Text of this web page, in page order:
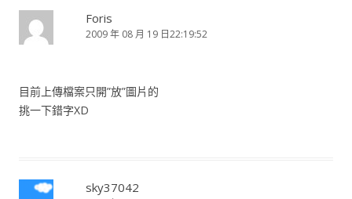
Foris
2009 年 08 月 19 日22:19:52
目前上傳檔案只開”放”圖片的
挑一下錯字XD
sky37042